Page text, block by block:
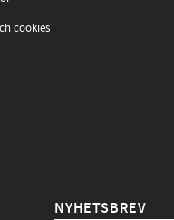
cookies
NYHETSBREV